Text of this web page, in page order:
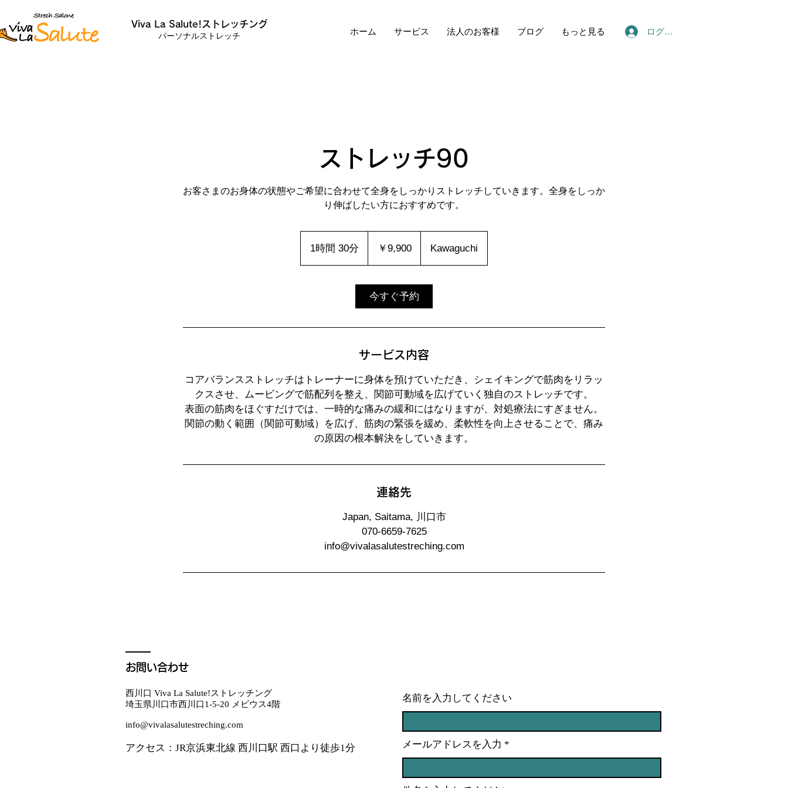
Viva La Salute!ストレッチング
パーソナルストレッチ ホーム サービス 法人のお客様 ブログ もっと見る ログイン
ストレッチ90
お客さまのお身体の状態やご希望に合わせて全身をしっかりストレッチしていきます。全身をしっか
り伸ばしたい方におすすめです。
1時間 30分
時
分
￥9,900 Kawaguchi
今すぐ予約
サービス内容
コアバランスストレッチはトレーナーに身体を預けていただき、シェイキングで筋肉をリラッ
クスさせ、ムービングで筋配列を整え、関節可動域を広げていく独自のストレッチです。
表面の筋肉をほぐすだけでは、一時的な痛みの緩和にはなりますが、対処療法にすぎません。
関節の動く範囲（関節可動域）を広げ、筋肉の緊張を緩め、柔軟性を向上させることで、痛み
の原因の根本解決をしていきます。
連絡先
Japan, Saitama, 川口市
070-6659-7625
info@vivalasalutestreching.com
お問い合わせ
西川口 Viva La Salute!ストレッチング
埼玉県川口市西川口1-5-20 メビウス4階
info@vivalasalutestreching.com
アクセス：JR京浜東北線 西川口駅 西口より徒歩1分
名前を入力してください
メールアドレスを入力